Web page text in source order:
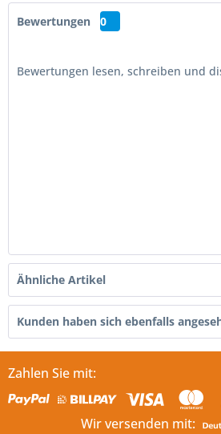
Bewertungen 0
Bewertungen lesen, schreiben und
Ähnliche Artikel
Kunden haben sich ebenfalls
Zahlen Sie mit:
Wir versenden mit: